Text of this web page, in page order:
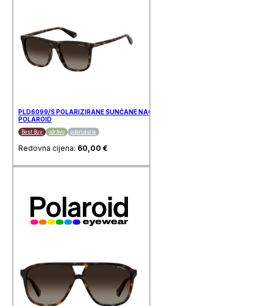
PLD6099/S POLARIZIRANE SUNČANE NAOČALE
POLAROID
Best Buy održivo polarizirane
Redovna cijena: 60,00 €